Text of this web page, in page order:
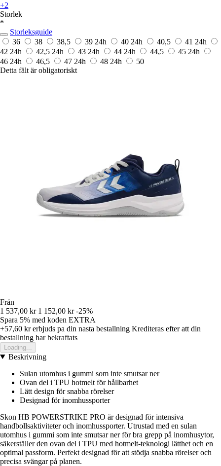
+2
Storlek
*
Storleksguide
36
38 38,5 39 24h 40 24h 40,5 41 24h
42 24h 42,5 24h 43 24h 44 24h 44,5 45 24h
46 24h 46,5 47 24h 48 24h
50
Detta fält är obligatoriskt
Från
1 537,00 kr 1 152,00 kr -25%
Spara 5% med koden EXTRA
+57,60 krerbjuds pa din nasta bestallning Krediteras efter att din
bestallning har bekraftats
Loading...
Beskrivning
Sulan utomhus i gummi som inte smutsar ner
Ovan del i TPU hotmelt för hållbarhet
Lätt design för snabba rörelser
Designad för inomhussporter
Skon HB POWERSTRIKE PRO är designad för intensiva
handbollsaktiviteter och inomhussporter. Utrustad med en sulan
utomhus i gummi som inte smutsar ner för bra grepp på inomhusytor,
säkerställer den ovan del i TPU med hotmelt-teknologi lätthet och en
optimal passform. Perfekt designad för att stödja snabba rörelser och
precisa svängar på planen.